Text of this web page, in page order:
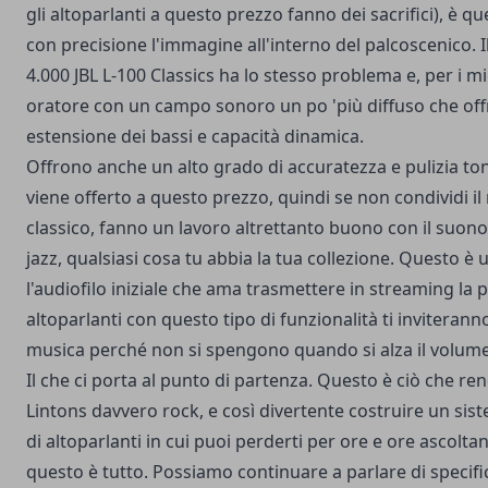
gli altoparlanti a questo prezzo fanno dei sacrifici), è
con precisione l'immagine all'interno del palcoscenico.
4.000 JBL L-100 Classics ha lo stesso problema e, per i
oratore con un campo sonoro un po 'più diffuso che
estensione dei bassi e capacità dinamica.
Offrono anche un alto grado di accuratezza e pulizia
viene offerto a questo prezzo, quindi se non condividi
classico, fanno un lavoro altrettanto buono con il
jazz, qualsiasi cosa tu abbia la tua collezione. Questo
l'audiofilo iniziale che ama trasmettere in streaming la
altoparlanti con questo tipo di funzionalità ti
musica perché non si spengono quando si alza il
Il che ci porta al punto di partenza. Questo è ciò che
Lintons davvero rock, e così divertente costruire un
di altoparlanti in cui puoi perderti per ore e ore
questo è tutto. Possiamo continuare a parlare di